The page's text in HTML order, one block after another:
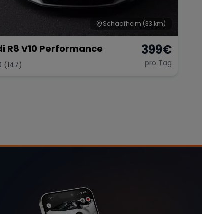
Schaafheim (33 km)
R8 V10 Performance
(147)
399€
pro Tag